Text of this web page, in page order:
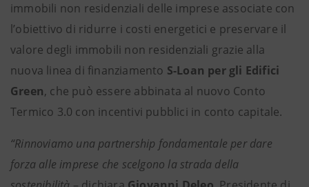
immobili non residenziali delle imprese associate con
l’obiettivo di ridurre i costi energetici e preservare il
valore degli immobili non residenziali grazie alla
nuova linea di finanziamento S-Loan per gli Edifici
Green, che può essere abbinata al nuovo Conto
Termico 3.0 con incentivi pubblici in conto capitale.
“Rinnoviamo una partnership fondamentale per dare
forza alle imprese che scelgono la strada della